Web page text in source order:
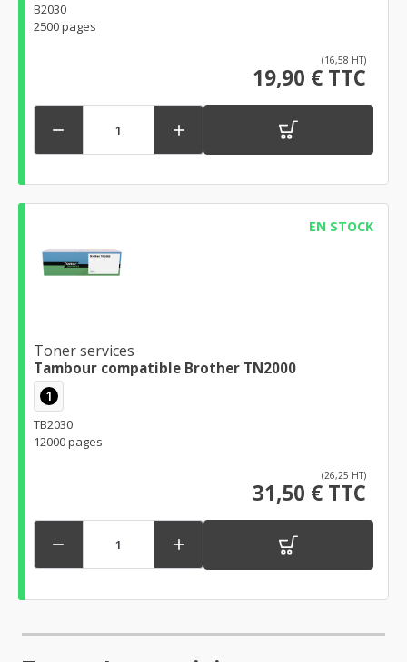
B2030
2500 pages
(16,58 HT)
19,90 € TTC
 
EN STOCK
Toner services
Tambour compatible Brother TN2000
1
TB2030
12000 pages
(26,25 HT)
31,50 € TTC
 